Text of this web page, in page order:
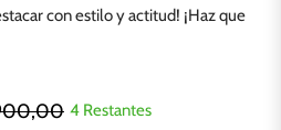
con estilo y actitud! ¡Haz que
4 Restantes